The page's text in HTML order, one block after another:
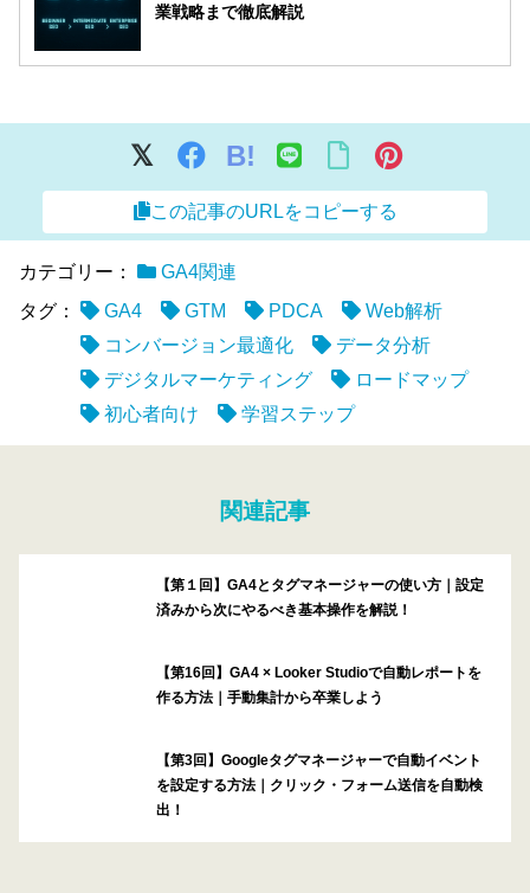
業戦略まで徹底解説
B!
この記事のURLをコピーする
カテゴリー：
GA4関連
タグ：
GA4 GTM PDCA
Web解析
コンバージョン最適化
データ分析
デジタルマーケティング
ロードマップ
初心者向け
学習ステップ
関連記事
【第１回】GA4とタグマネージャーの使い方｜設定
済みから次にやるべき基本操作を解説！
【第16回】GA4 × Looker Studioで自動レポートを
作る方法｜手動集計から卒業しよう
【第3回】Googleタグマネージャーで自動イベント
を設定する方法｜クリック・フォーム送信を自動検
出！